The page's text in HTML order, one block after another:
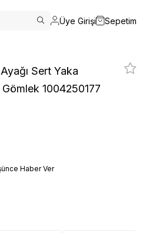
Üye Girişi Sepetim
Sert Yaka
1004250177
Haber Ver